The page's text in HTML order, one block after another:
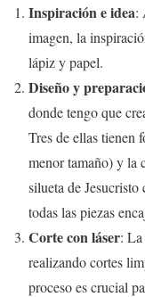
Inspiración e idea:
imagen, la
lápiz y papel.
Diseño y
donde tengo que
Tres de ellas tienen
menor tamaño) y la
silueta de
todas las piezas
Corte con láser: La
realizando cortes
proceso es crucial